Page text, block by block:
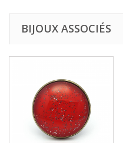
BIJOUX ASSOCIÉS